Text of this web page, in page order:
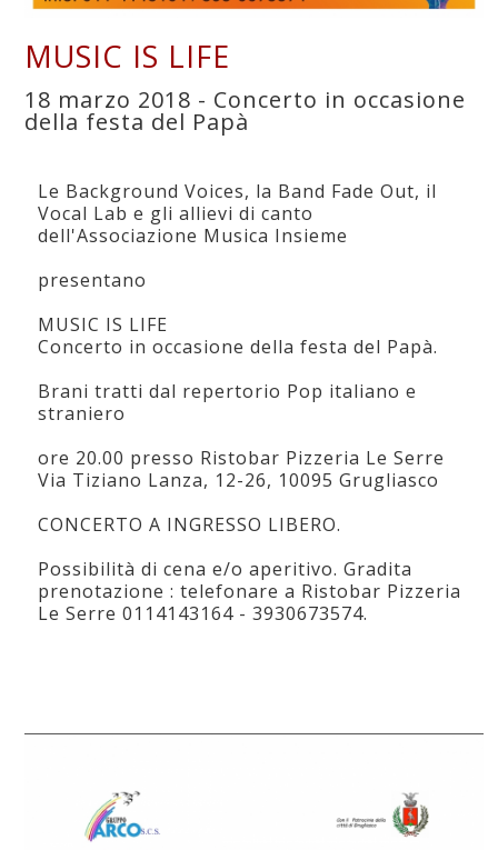
MUSIC IS LIFE
18 marzo 2018 - Concerto in occasione
della festa del Papà
Le Background Voices, la Band Fade Out, il
Vocal Lab e gli allievi di canto
dell'Associazione Musica Insieme
presentano
MUSIC IS LIFE
Concerto in occasione della festa del Papà.
Brani tratti dal repertorio Pop italiano e
straniero
ore 20.00 presso Ristobar Pizzeria Le Serre
Via Tiziano Lanza, 12-26, 10095 Grugliasco
CONCERTO A INGRESSO LIBERO.
Possibilità di cena e/o aperitivo. Gradita
prenotazione : telefonare a Ristobar Pizzeria
Le Serre 0114143164 - 3930673574.